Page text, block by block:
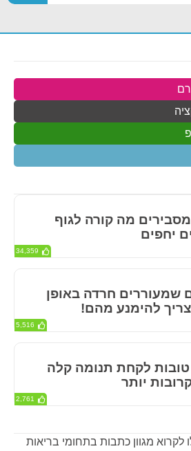
מגוון כתבות בתחומי בריאות
מה קורה לגוף
יחפים
34,359
שמעוררים חרדה באופן
להימנע מהם!
5,516
טובות לקחת תנומה קלה
יותר
2,761